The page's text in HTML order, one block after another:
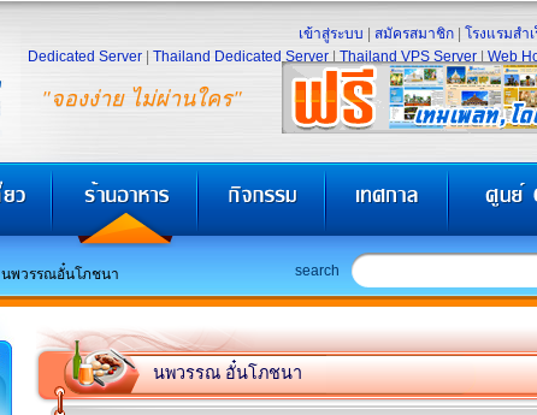
"จองง่าย ไม่ผ่านใคร"
เข้าสู่ระบบ สมัครสมาชิก
โรงแรมสำ
Dedicated Server
Thailand Dedicated Server Thailand VPS Server Web
นพวรรณอั๋นโภชนา search
นพวรรณ อั๋นโภชนา